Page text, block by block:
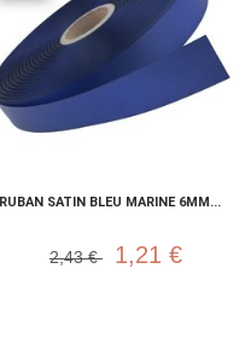
RUBAN SATIN BLEU MARINE 6MM...
2,43 € 1,21 €